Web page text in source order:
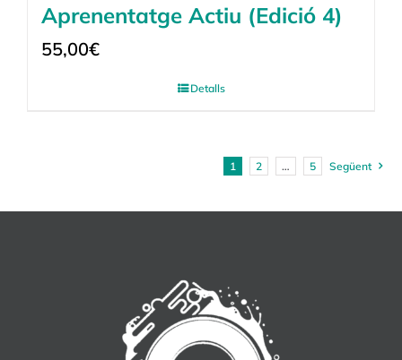
Aprenentatge Actiu (Edició 4)
55,00€
Detalls
1 2 … 5 Següent